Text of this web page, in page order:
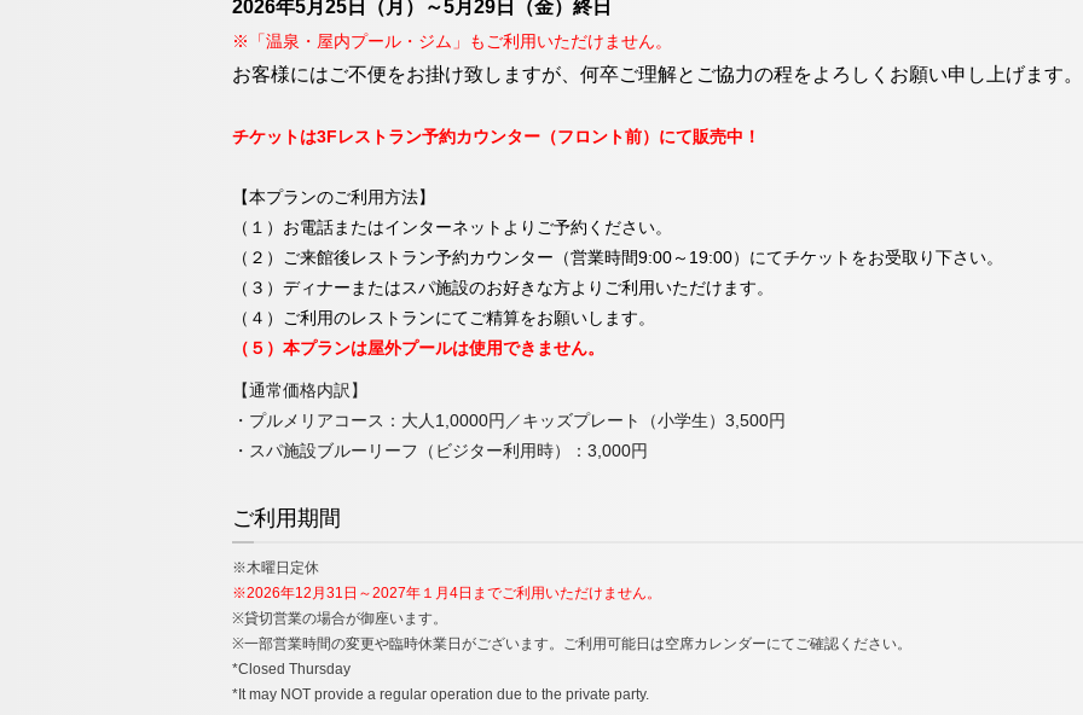
2026年5月25日（月）～5月29日（金）終日
※「温泉・屋内プール・ジム」もご利用いただけません。
お客様にはご不便をお掛け致しますが、何卒ご理解とご協力の程をよろしくお願い申し上げます。
チケットは3Fレストラン予約カウンター（フロント前）にて販売中！
【本プランのご利用方法】
（１）お電話またはインターネットよりご予約ください。
（２）ご来館後レストラン予約カウンター（営業時間9:00～19:00）にてチケットをお受取り下さい。
（３）ディナーまたはスパ施設のお好きな方よりご利用いただけます。
（４）ご利用のレストランにてご精算をお願いします。
（５）本プランは屋外プールは使用できません。
【通常価格内訳】
・プルメリアコース：大人1,0000円／キッズプレート（小学生）3,500円
・スパ施設ブルーリーフ（ビジター利用時）：3,000円
ご利用期間
※木曜日定休
※2026年12月31日～2027年１月4日までご利用いただけません。
※貸切営業の場合が御座います。
※一部営業時間の変更や臨時休業日がございます。ご利用可能日は空席カレンダーにてご確認ください。
*Closed Thursday
*It may NOT provide a regular operation due to the private party.
（受付時間9:00～19:00）
お問い合わせ お問い合わせ